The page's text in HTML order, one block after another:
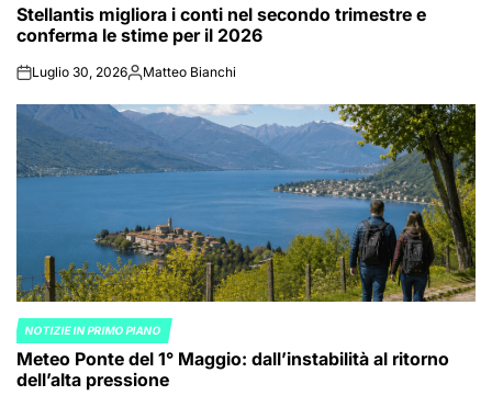
IN
Stellantis migliora i conti nel secondo trimestre e
conferma le stime per il 2026
onLuglio 30, 2026Posted
Matteo Bianchi
POSTED
IN
NOTIZIE IN PRIMO PIANO
Meteo Ponte del 1° Maggio: dall’instabilità al ritorno
dell’alta pressione